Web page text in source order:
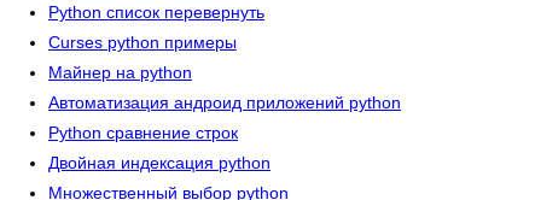
Python список перевернуть
Curses python примеры
Майнер на python
Автоматизация андроид приложений python
Python сравнение строк
Двойная индексация python
Множественный выбор python